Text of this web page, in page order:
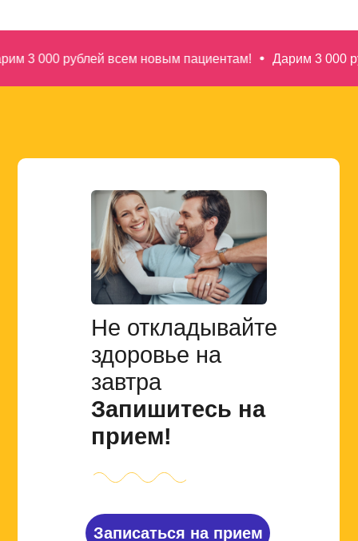
рублей всем новым пациентам! Дарим 3 000 рублей
Не откладывайте
здоровье на
завтра
Запишитесь на
прием!
Записаться на прием